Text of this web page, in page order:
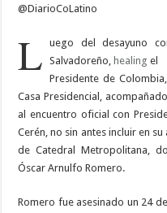
@DiarioCoLatino
L
uego del desayuno
Salvadoreño, healing el
Presidente de
Casa Presidencial,
al encuentro oficial con
Cerén, no sin antes incluir en
de Catedral Metropolitana,
Óscar Arnulfo Romero.
Romero fue asesinado un 24